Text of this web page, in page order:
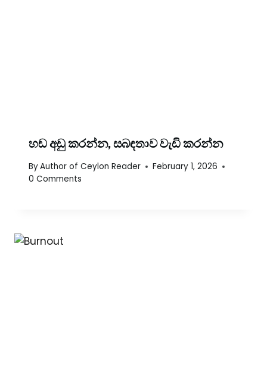
හඬ අඩු කරන්න, සබඳතාව වැඩි කරන්න
ByAuthor of Ceylon Reader
February 1, 2026
0 Comments